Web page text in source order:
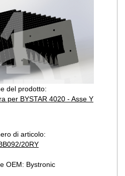
del prodotto:
per BYSTAR 4020 - Asse Y
di articolo:
20RY
OEM: Bystronic